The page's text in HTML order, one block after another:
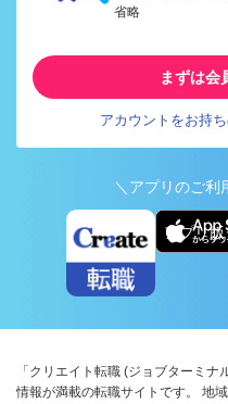
省略
まずは会
アカウントをお持
＼アプリのご利
アプリ
「クリエイト転職 (ジョブターミ
情報が満載の転職サイトです。 地